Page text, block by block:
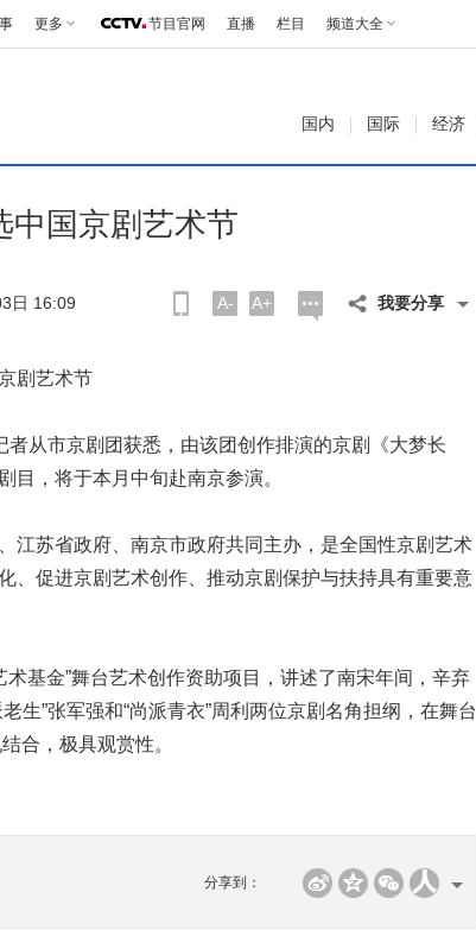
更多 节目官网 直播 栏目 频道大全
国内 国际 经济
中国京剧艺术节
日 16:09 A- A+ 我要分享
剧艺术节
从市京剧团获悉，由该团创作排演的京剧《大梦长
目，将于本月中旬赴南京参演。
苏省政府、南京市政府共同主办，是全国性京剧艺术
、促进京剧艺术创作、推动京剧保护与扶持具有重要意
基金”舞台艺术创作资助项目，讲述了南宋年间，辛弃
生”张军强和“尚派青衣”周利两位京剧名角担纲，在舞台
合，极具观赏性。
分享到：